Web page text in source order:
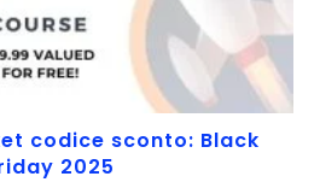
codice sconto: Black
2025